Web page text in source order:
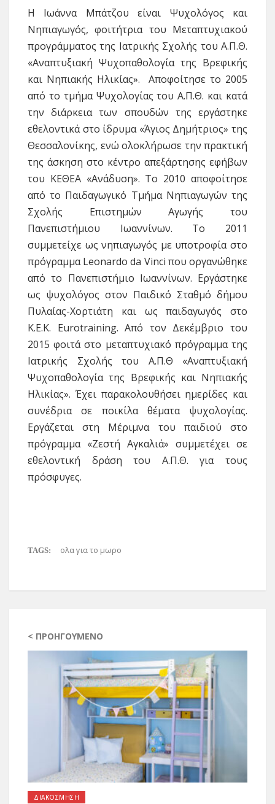
H Ιωάννα Μπάτζου είναι Ψυχολόγος και
Νηπιαγωγός, φοιτήτρια του Μεταπτυχιακού
προγράμματος της Ιατρικής Σχολής του Α.Π.Θ.
«Αναπτυξιακή Ψυχοπαθολογία της Βρεφικής
και Νηπιακής Ηλικίας». Αποφοίτησε το 2005
από το τμήμα Ψυχολογίας του Α.Π.Θ. και κατά
την διάρκεια των σπουδών της εργάστηκε
εθελοντικά στο ίδρυμα «Άγιος Δημήτριος» της
Θεσσαλονίκης, ενώ ολοκλήρωσε την πρακτική
της άσκηση στο κέντρο απεξάρτησης εφήβων
του ΚΕΘΕΑ «Ανάδυση». Το 2010 αποφοίτησε
από το Παιδαγωγικό Τμήμα Νηπιαγωγών της
Σχολής Επιστημών Αγωγής του
Πανεπιστήμιου Ιωαννίνων. Το 2011
συμμετείχε ως νηπιαγωγός με υποτροφία στο
πρόγραμμα Leonardo da Vinci που οργανώθηκε
από το Πανεπιστήμιο Ιωαννίνων. Εργάστηκε
ως ψυχολόγος στον Παιδικό Σταθμό δήμου
Πυλαίας-Χορτιάτη και ως παιδαγωγός στο
Κ.Ε.Κ. Eurotraining. Από τον Δεκέμβριο του
2015 φοιτά στο μεταπτυχιακό πρόγραμμα της
Ιατρικής Σχολής του Α.Π.Θ «Αναπτυξιακή
Ψυχοπαθολογία της Βρεφικής και Νηπιακής
Ηλικίας». Έχει παρακολουθήσει ημερίδες και
συνέδρια σε ποικίλα θέματα ψυχολογίας.
Εργάζεται στη Μέριμνα του παιδιού στο
πρόγραμμα «Ζεστή Αγκαλιά» συμμετέχει σε
εθελοντική δράση του Α.Π.Θ. για τους
πρόσφυγες.
TAGS: ολα για το μωρο
< ΠΡΟΗΓΟΎΜΕΝΟ
ΔΙΑΚΟΣΜΗΣΗ